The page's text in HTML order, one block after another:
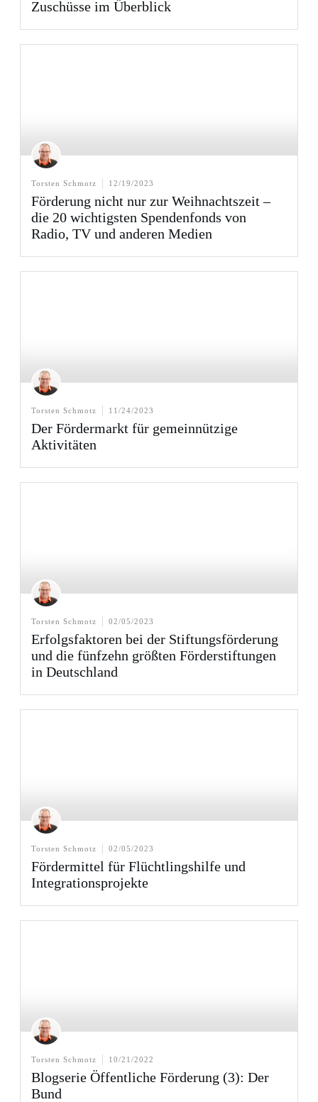
Zuschüsse im Überblick
Torsten Schmotz 12/19/2023
Förderung nicht nur zur Weihnachtszeit –
die 20 wichtigsten Spendenfonds von
Radio, TV und anderen Medien
Torsten Schmotz 11/24/2023
Der Fördermarkt für gemeinnützige
Aktivitäten
Torsten Schmotz 02/05/2023
Erfolgsfaktoren bei der Stiftungsförderung
und die fünfzehn größten Förderstiftungen
in Deutschland
Torsten Schmotz 02/05/2023
Fördermittel für Flüchtlingshilfe und
Integrationsprojekte
Torsten Schmotz 10/21/2022
Blogserie Öffentliche Förderung (3): Der
Bund